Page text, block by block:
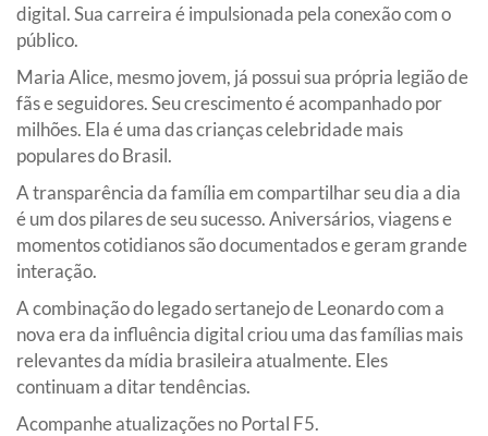
digital. Sua carreira é impulsionada pela conexão com o
público.
Maria Alice, mesmo jovem, já possui sua própria legião de
fãs e seguidores. Seu crescimento é acompanhado por
milhões. Ela é uma das crianças celebridade mais
populares do Brasil.
A transparência da família em compartilhar seu dia a dia
é um dos pilares de seu sucesso. Aniversários, viagens e
momentos cotidianos são documentados e geram grande
interação.
A combinação do legado sertanejo de Leonardo com a
nova era da influência digital criou uma das famílias mais
relevantes da mídia brasileira atualmente. Eles
continuam a ditar tendências.
Acompanhe atualizações no Portal F5.